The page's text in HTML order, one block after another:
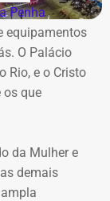
Alerta.
do Rio
com a
SPU decidiu
de
Penha,
equipamentos
O Palácio
Rio, e o Cristo
os que
da Mulher e
demais